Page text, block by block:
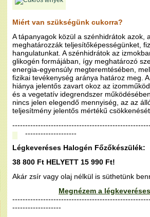
Miért van szükségünk cukorra?
A tápanyagok közül a szénhidrátok azok,
meghatározzák teljesítőképességünket,
hangulatunkat. A szénhidrátok az
glikogén formájában, így meghatározó
energia-egyensúly megteremtésében,
fizikai tevékenység aránya határoz meg.
hiánya jelentős zavart okoz az
és a vegetatív idegrendszer
nincs jelen elegendő mennyiség, az az
teljesítmény jelentős mértékű
--------------------
Légkeveréses Halogén Főzőkészülék:
38 800 Ft HELYETT 15 990 Ft!
Akár zsír vagy olaj nélkül is süthetünk
Megnézem a
-------------------